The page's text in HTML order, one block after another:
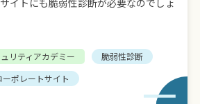
イトにも脆弱性診断が必要なのでしょ
リティアカデミー
脆弱性診断
ーポレートサイト